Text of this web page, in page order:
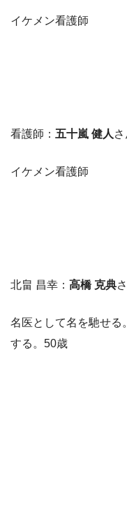
イケメン看護師
看護師： 五十嵐 健人
イケメン看護師
北畠 昌幸： 高橋 克典
名医として名を馳せる
する。50歳